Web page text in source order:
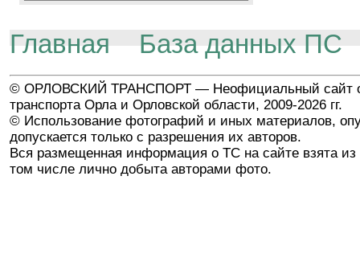
Главная База данных ПС
© ОРЛОВСКИЙ ТРАНСПОРТ — Неофициальный сайт
транспорта Орла и Орловской области, 2009-2026 гг.
© Использование фотографий и иных материалов,
допускается только с разрешения их авторов.
Вся размещенная информация о ТС на сайте взята из
том числе лично добыта авторами фото.